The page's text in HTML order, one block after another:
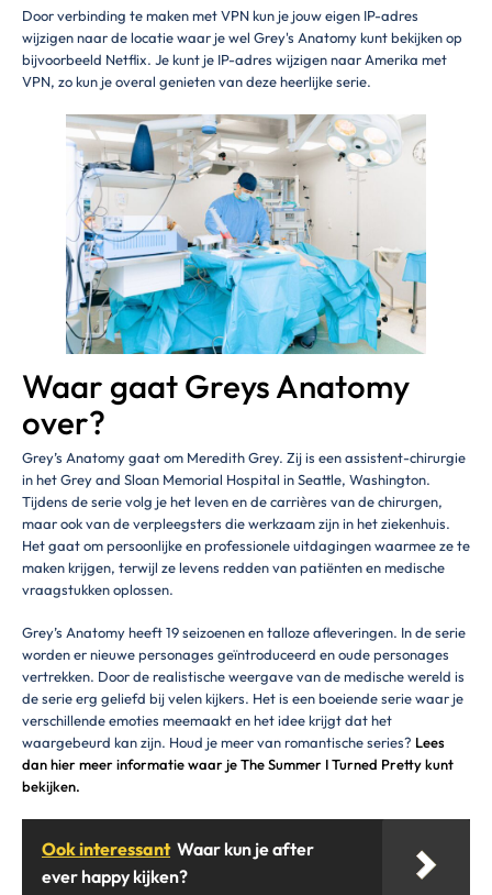
Door verbinding te maken met VPN kun je jouw eigen IP-adres
wijzigen naar de locatie waar je wel Grey's Anatomy kunt bekijken op
bijvoorbeeld Netflix. Je kunt je IP-adres wijzigen naar Amerika met
VPN, zo kun je overal genieten van deze heerlijke serie.
Waar gaat Greys Anatomy
over?
Grey’s Anatomy gaat om Meredith Grey. Zij is een assistent-chirurgie
in het Grey and Sloan Memorial Hospital in Seattle, Washington.
Tijdens de serie volg je het leven en de carrières van de chirurgen,
maar ook van de verpleegsters die werkzaam zijn in het ziekenhuis.
Het gaat om persoonlijke en professionele uitdagingen waarmee ze te
maken krijgen, terwijl ze levens redden van patiënten en medische
vraagstukken oplossen.
Grey’s Anatomy heeft 19 seizoenen en talloze afleveringen. In de serie
worden er nieuwe personages geïntroduceerd en oude personages
vertrekken. Door de realistische weergave van de medische wereld is
de serie erg geliefd bij velen kijkers. Het is een boeiende serie waar je
verschillende emoties meemaakt en het idee krijgt dat het
waargebeurd kan zijn. Houd je meer van romantische series? Lees
dan hier meer informatie waar je The Summer I Turned Pretty kunt
bekijken.
Ook interessant Waar kun je after
ever happy kijken?